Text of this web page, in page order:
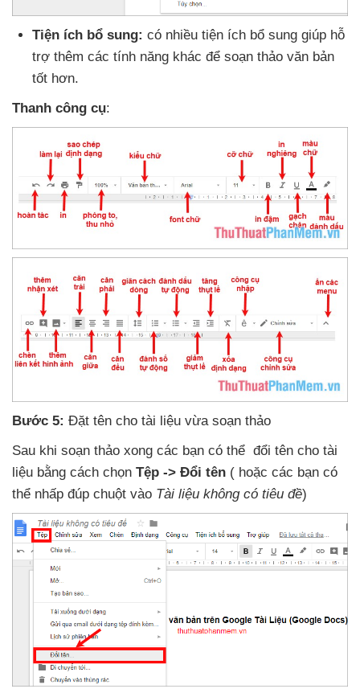
Tiện ích bổ sung: có nhiều tiện ích bổ sung giúp hỗ
trợ thêm các tính năng khác để soạn thảo văn bản
tốt hơn.
Thanh công cụ:
Bước 5: Đặt tên cho tài liệu vừa soạn thảo
Sau khi soạn thảo xong các bạn có thể đổi tên cho tài
liệu bằng cách chọn Tệp -> Đổi tên ( hoặc các bạn có
thể nhấp đúp chuột vào Tài liệu không có tiêu đề)